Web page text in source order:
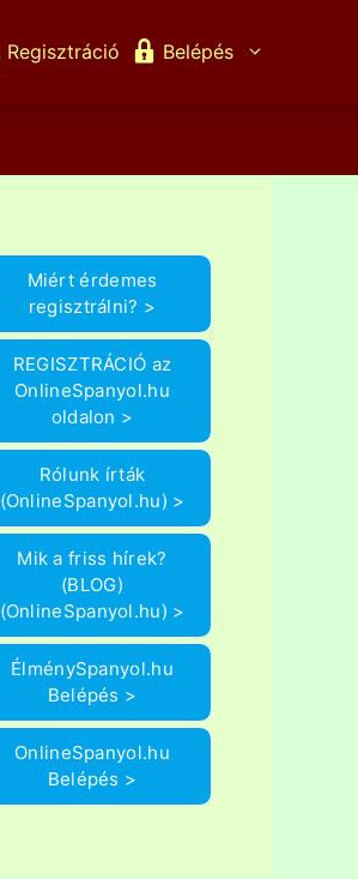
Regisztráció Belépés
Miért érdemes
regisztrálni? >
REGISZTRÁCIÓ az
OnlineSpanyol.hu
oldalon >
Rólunk írták
(OnlineSpanyol.hu) >
Mik a friss hírek?
(BLOG)
(OnlineSpanyol.hu) >
ÉlménySpanyol.hu
Belépés >
OnlineSpanyol.hu
Belépés >